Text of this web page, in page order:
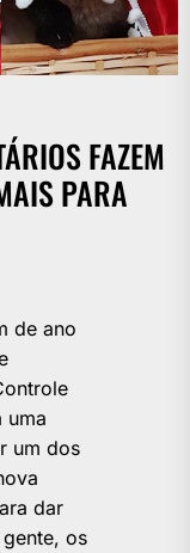
FAZEM
PARA
de ano
uma
um dos
dar
os